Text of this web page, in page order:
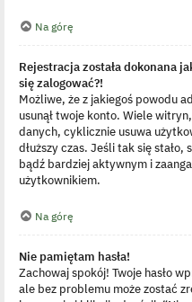
Na górę
Rejestracja została dokonana
się zalogować?!
Możliwe, że z jakiegoś powodu
usunął twoje konto. Wiele
danych, cyklicznie usuwa
dłuższy czas. Jeśli tak się
bądź bardziej aktywnym i
użytkownikiem.
Na górę
Nie pamiętam hasła!
Zachowaj spokój! Twoje hasło
ale bez problemu może zostać